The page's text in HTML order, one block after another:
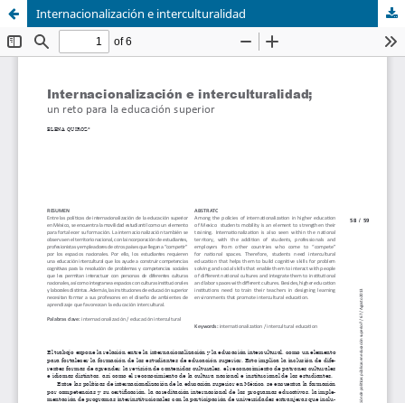
Internacionalización e interculturalidad